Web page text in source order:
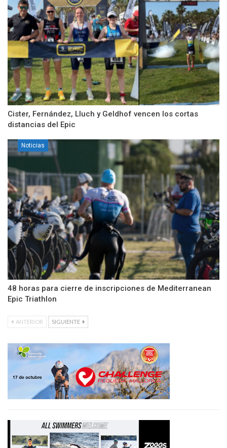
Cister, Fernández, Lluch y Geldhof vencen los cortas
distancias del Epic
Noticias
48 horas para cierre de inscripciones de Mediterranean
Epic Triathlon
ANTERIOR SIGUIENTE